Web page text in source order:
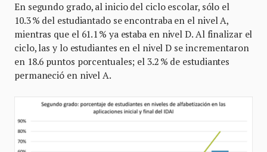
En segundo grado, al inicio del ciclo escolar, sólo el
10.3 % del estudiantado se encontraba en el nivel A,
mientras que el 61.1 % ya estaba en nivel D. Al finalizar el
ciclo, las y lo estudiantes en el nivel D se incrementaron
en 18.6 puntos porcentuales; el 3.2 % de estudiantes
permaneció en nivel A.